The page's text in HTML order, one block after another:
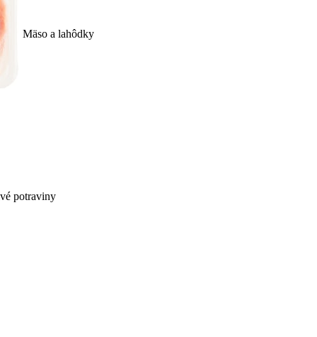
Mäso a lahôdky
potraviny